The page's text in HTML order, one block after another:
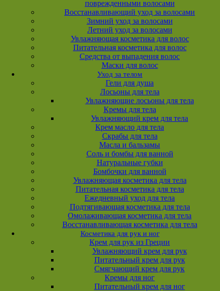
поврежденными волосами
Восстанавливающий уход за волосами
Зимний уход за волосами
Летний уход за волосами
Увлажняющая косметика для волос
Питательная косметика для волос
Средства от выпадения волос
Маски для волос
Уход за телом
Гели для душа
Лосьоны для тела
Увлажняющие лосьоны для тела
Кремы для тела
Увлажняющий крем для тела
Крем масло для тела
Скрабы для тела
Масла и бальзамы
Соль и бомбы для ванной
Натуральные губки
Бомбочки для ванной
Увлажняющая косметика для тела
Питательная косметика для тела
Ежедневный уход для тела
Подтягивающая косметика для тела
Омолаживающая косметика для тела
Восстанавливающая косметика для тела
Косметика для рук и ног
Крем для рук из Греции
Увлажняющий крем для рук
Питательный крем для рук
Смягчающий крем для рук
Кремы для ног
Питательный крем для ног